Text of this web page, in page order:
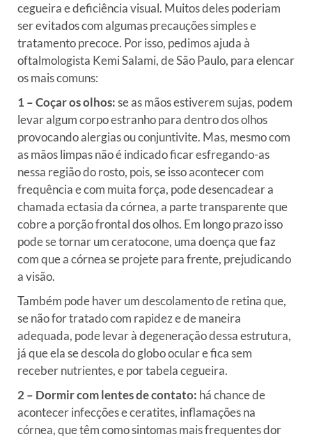
cegueira e deficiência visual. Muitos deles poderiam
ser evitados com algumas precauções simples e
tratamento precoce. Por isso, pedimos ajuda à
oftalmologista Kemi Salami, de São Paulo, para elencar
os mais comuns:
1 – Coçar os olhos:se as mãos estiverem sujas, podem
levar algum corpo estranho para dentro dos olhos
provocando alergias ou conjuntivite. Mas, mesmo com
as mãos limpas não é indicado ficar esfregando-as
nessa região do rosto, pois, se isso acontecer com
frequência e com muita força, pode desencadear a
chamada ectasia da córnea, a parte transparente que
cobre a porção frontal dos olhos. Em longo prazo isso
pode se tornar um ceratocone, uma doença que faz
com que a córnea se projete para frente, prejudicando
a visão.
Também pode haver um descolamento de retina que,
se não for tratado com rapidez e de maneira
adequada, pode levar à degeneração dessa estrutura,
já que ela se descola do globo ocular e fica sem
receber nutrientes, e por tabela cegueira.
2 – Dormir com lentes de contato: há chance de
acontecer infecções e ceratites, inflamações na
córnea, que têm como sintomas mais frequentes dor